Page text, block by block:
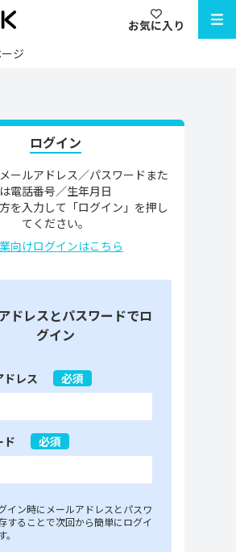
お気に入り
ジ
ログイン
ールアドレス／パスワードまた
は電話番号／生年月日
を入力して「ログイン」を押し
てください。
向けログインはこちら
ドレスとパスワードでロ
グイン
ドレス 必須
ド 必須
イン時にメールアドレスとパスワ
することで次回から簡単にログイ